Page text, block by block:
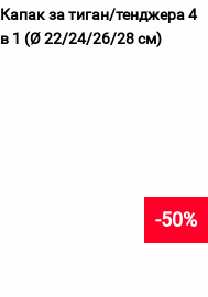
Капак за тиган/тенджера 4
в 1 (Ø 22/24/26/28 см)
-50%